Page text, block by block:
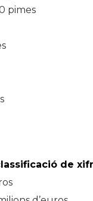
pimes
de